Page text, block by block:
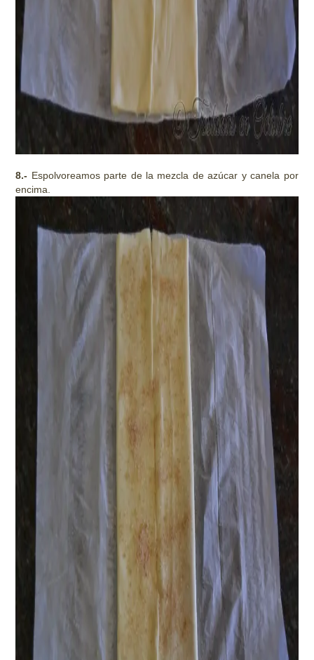
8.- Espolvoreamos parte de la mezcla de azúcar y canela por
encima.